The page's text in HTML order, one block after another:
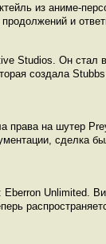
из аниме-
и
Studios. Он стал
создала
права на шутер
сделка
Unlimited.